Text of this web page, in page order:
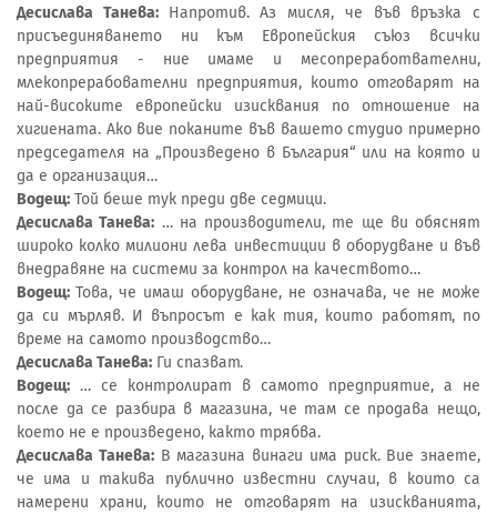
Десислава Танева: Напротив. Аз мисля, че във връзка с
присъединяването ни към Европейския съюз всички
предприятия - ние имаме и месопреработвателни,
млекопрерабователни предприятия, които отговарят на
най-високите европейски изисквания по отношение на
хигиената. Ако вие поканите във вашето студио примерно
председателя на „Произведено в България“ или на която и
да е организация…
Водещ: Той беше тук преди две седмици.
Десислава Танева: … на производители, те ще ви обяснят
широко колко милиони лева инвестиции в оборудване и във
внедравяне на системи за контрол на качеството…
Водещ: Това, че имаш оборудване, не означава, че не може
да си мърляв. И въпросът е как тия, които работят, по
време на самото производство…
Десислава Танева: Ги спазват.
Водещ: … се контролират в самото предприятие, а не
после да се разбира в магазина, че там се продава нещо,
което не е произведено, както трябва.
Десислава Танева:В магазина винаги има риск. Вие знаете,
че има и такива публично известни случаи, в които са
намерени храни, които не отговарят на изискванията,